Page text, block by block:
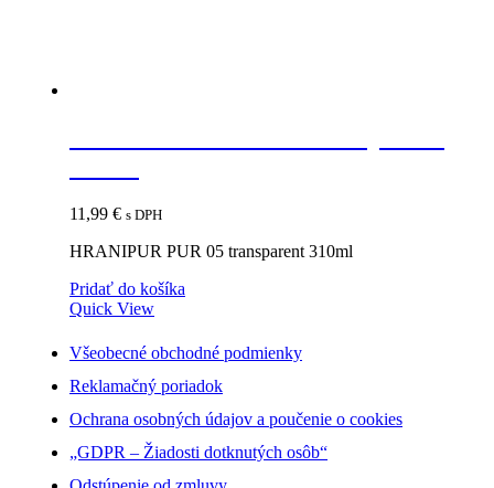
11,99 € s DPH
HRANIPUR PUR 05 transparent 310ml
Pridať do košíka
Quick View
Všeobecné obchodné podmienky
Reklamačný poriadok
Ochrana osobných údajov a poučenie o cookies
„GDPR – Žiadosti dotknutých osôb“